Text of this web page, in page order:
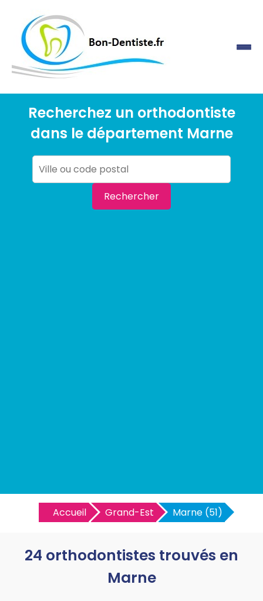
Recherchez un orthodontiste
dans le département Marne
Rechercher
Accueil Grand-Est Marne (51)
24 orthodontistes trouvés en
Marne